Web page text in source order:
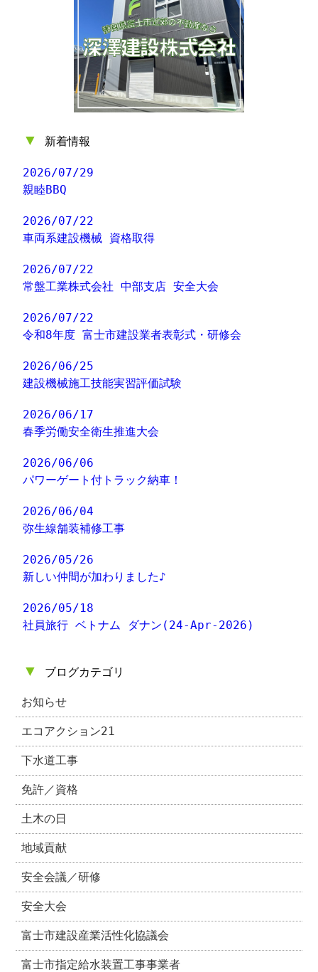
▼ 新着情報
2026/07/29
親睦BBQ
2026/07/22
車両系建設機械 資格取得
2026/07/22
常盤工業株式会社 中部支店 安全大会
2026/07/22
令和8年度 富士市建設業者表彰式・研修会
2026/06/25
建設機械施工技能実習評価試験
2026/06/17
春季労働安全衛生推進大会
2026/06/06
パワーゲート付トラック納車！
2026/06/04
弥生線舗装補修工事
2026/05/26
新しい仲間が加わりました♪
2026/05/18
社員旅行 ベトナム ダナン(24-Apr-2026)
▼ ブログカテゴリ
お知らせ
エコアクション21
下水道工事
免許／資格
土木の日
地域貢献
安全会議／研修
安全大会
富士市建設産業活性化協議会
富士市指定給水装置工事事業者